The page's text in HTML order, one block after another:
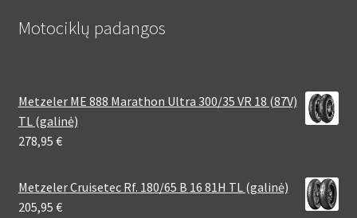
Motociklų padangos
Metzeler ME 888 Marathon Ultra 300/35 VR 18 (87V)
TL (galinė)
278,95 €
Metzeler Cruisetec Rf. 180/65 B 16 81H TL (galinė)
205,95 €